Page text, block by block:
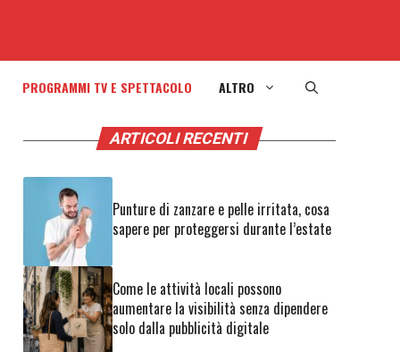
PROGRAMMI TV E SPETTACOLO ALTRO
ARTICOLI RECENTI
Punture di zanzare e pelle irritata, cosa
sapere per proteggersi durante l’estate
Come le attività locali possono
aumentare la visibilità senza dipendere
solo dalla pubblicità digitale